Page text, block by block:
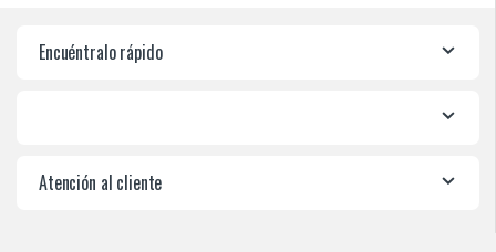
Encuéntralo rápido
Atención al cliente